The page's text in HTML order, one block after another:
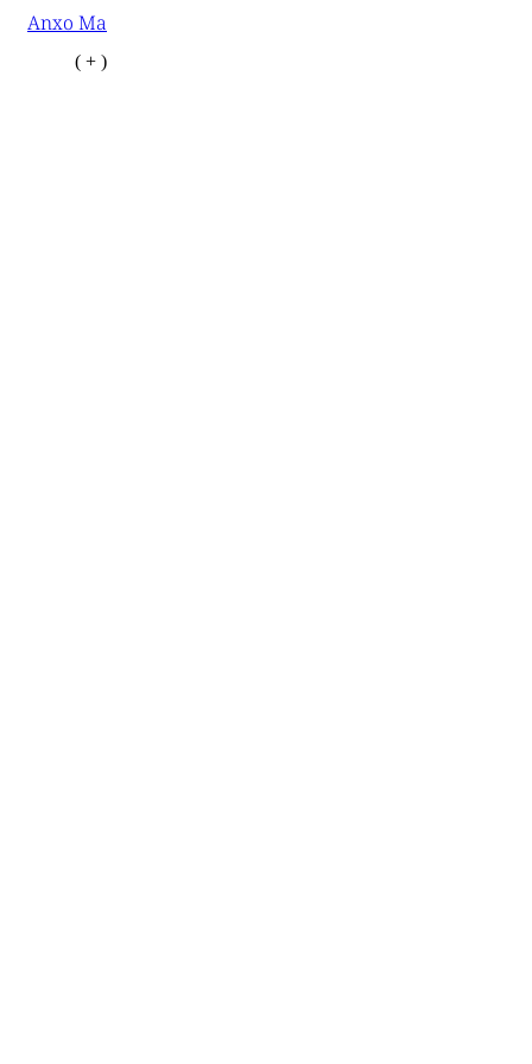
Anxo Ma
( + )